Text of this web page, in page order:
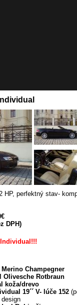
HP, perfektný stav-
DPH)
Champegner
Olivesche Rotbraun
koža/drevo
19´´ V- lúče 152